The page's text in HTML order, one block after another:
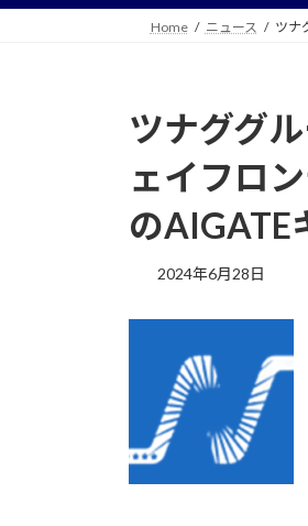
プ
動
Home ニュース ツナ
ツナググ
ェイフロ
のAIGATE
2024年6月28日